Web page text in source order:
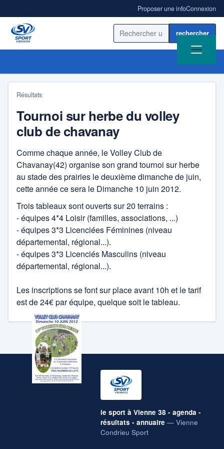
Proposer une infoConnexion
Rechercher sur le site
ACCUEIL
RÉSULTATS
BLOGS SPORT
AS Ampuis Rugby Côtes
Rôties
Forum
Canoé -kayak
CS Vienne
Danse sportive
US Côtes d'Arey Rugby
Archives des blogs sports
ANNUAIRE
Badminton
Basket
Club hippique
cyclisme
Danse
Football
Résultats
Tournoi sur herbe du volley
club de chavanay
Comme chaque année, le Volley Club de
Chavanay(42) organise son grand tournoi sur herbe
au stade des prairies le deuxième dimanche de juin,
cette année ce sera le Dimanche 10 juin 2012.
Trois tableaux sont ouverts sur 20 terrains :
- équipes 4*4 Loisir (familles, associations, ...)
- équipes 3*3 Licenciées Féminines (niveau
départemental, régional...).
- équipes 3*3 Licenciés Masculins (niveau
départemental, régional...).
Les inscriptions se font sur place avant 10h et le tarif
est de 24€ par équipe, quelque soit le tableau.
le sport à Vienne 38 - agenda -
résultats - annuaire — Vienne
Condrieu Sport